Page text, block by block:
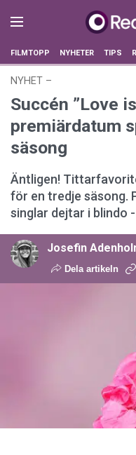
FILMTOPP NYHETER TIPS
NYHET –
Succén ”Love
premiärdatum
säsong
Äntligen!
för en tredje säsong.
singlar dejtar i blindo
Josefin
Dela artikeln